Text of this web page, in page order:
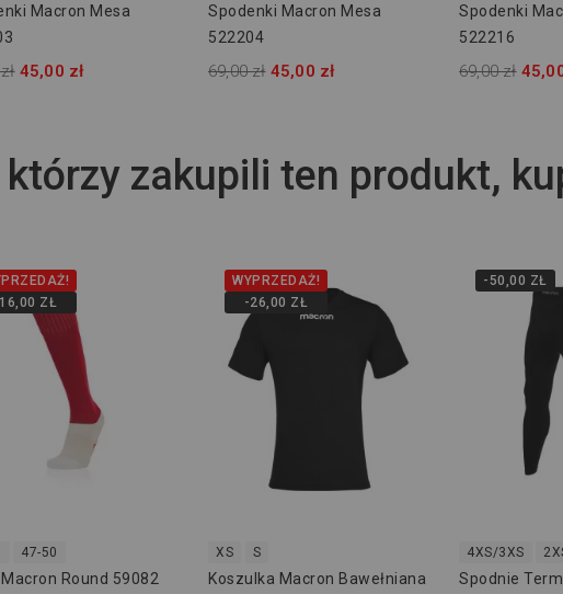
Macron Mesa
45,00 zł
Spodenki Macron Mesa
522204
69,00 zł 45,00 zł
Spodenki
522216
69,00 zł
zakupili ten produkt,
ZŁ
47-50
Round 59082
WYPRZEDAŻ!
-26,00 ZŁ
XS S
Koszulka Macron Bawełniana
-50,00 ZŁ
4XS/3XS
Spodnie